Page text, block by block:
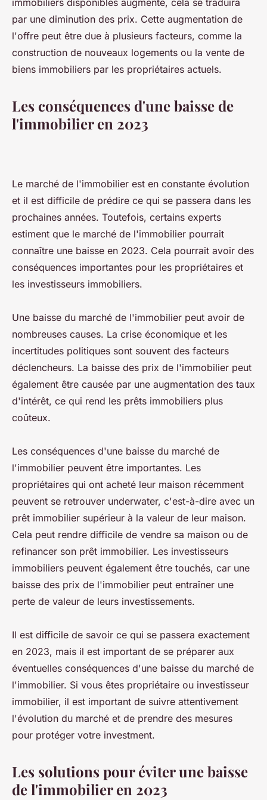
immobiliers disponibles augmente, cela se traduira
par une diminution des prix. Cette augmentation de
l'offre peut être due à plusieurs facteurs, comme la
construction de nouveaux logements ou la vente de
biens immobiliers par les propriétaires actuels.
Les conséquences d'une baisse de
l'immobilier en 2023
Le marché de l'immobilier est en constante évolution
et il est difficile de prédire ce qui se passera dans les
prochaines années. Toutefois, certains experts
estiment que le marché de l'immobilier pourrait
connaître une baisse en 2023. Cela pourrait avoir des
conséquences importantes pour les propriétaires et
les investisseurs immobiliers.
Une baisse du marché de l'immobilier peut avoir de
nombreuses causes. La crise économique et les
incertitudes politiques sont souvent des facteurs
déclencheurs. La baisse des prix de l'immobilier peut
également être causée par une augmentation des taux
d'intérêt, ce qui rend les prêts immobiliers plus
coûteux.
Les conséquences d'une baisse du marché de
l'immobilier peuvent être importantes. Les
propriétaires qui ont acheté leur maison récemment
peuvent se retrouver underwater, c'est-à-dire avec un
prêt immobilier supérieur à la valeur de leur maison.
Cela peut rendre difficile de vendre sa maison ou de
refinancer son prêt immobilier. Les investisseurs
immobiliers peuvent également être touchés, car une
baisse des prix de l'immobilier peut entraîner une
perte de valeur de leurs investissements.
Il est difficile de savoir ce qui se passera exactement
en 2023, mais il est important de se préparer aux
éventuelles conséquences d'une baisse du marché de
l'immobilier. Si vous êtes propriétaire ou investisseur
immobilier, il est important de suivre attentivement
l'évolution du marché et de prendre des mesures
pour protéger votre investment.
Les solutions pour éviter une baisse
de l'immobilier en 2023